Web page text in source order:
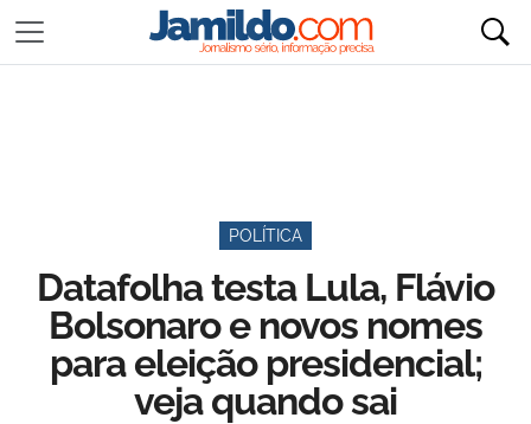
POLÍTICA
Datafolha testa Lula, Flávio
Bolsonaro e novos nomes
para eleição presidencial;
veja quando sai